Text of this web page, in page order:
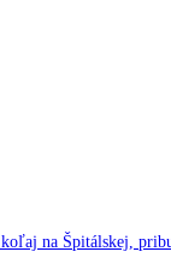
na Špitálskej,